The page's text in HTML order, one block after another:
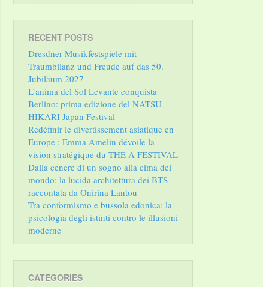
RECENT POSTS
Dresdner Musikfestspiele mit
Traumbilanz und Freude auf das 50.
Jubiläum 2027
L’anima del Sol Levante conquista
Berlino: prima edizione del NATSU
HIKARI Japan Festival
Redéfinir le divertissement asiatique en
Europe : Emma Amelin dévoile la
vision stratégique du THE A FESTIVAL
Dalla cenere di un sogno alla cima del
mondo: la lucida architettura dei BTS
raccontata da Onirina Lantou
Tra conformismo e bussola edonica: la
psicologia degli istinti contro le illusioni
moderne
CATEGORIES